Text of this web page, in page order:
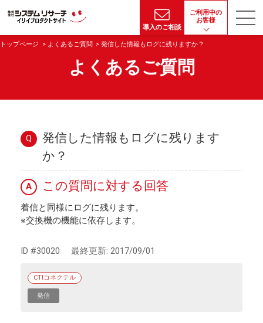
導入のご相談
ご利用中の
お客様
トップページ よくあるご質問 発信した情報もログに残りますか？
よくあるご質問
Q
発信した情報もログに残ります
か？
A この質問に対する回答
着信と同様にログに残ります。
※交換機の機能に依存します。
ID #30020 最終更新: 2017/09/01
CTIコネクテル
発信